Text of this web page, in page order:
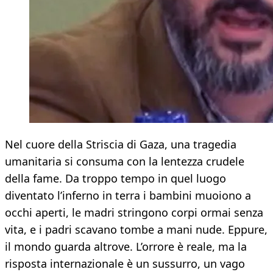
Nel cuore della Striscia di Gaza, una tragedia
umanitaria si consuma con la lentezza crudele
della fame. Da troppo tempo in quel luogo
diventato l’inferno in terra i bambini muoiono a
occhi aperti, le madri stringono corpi ormai senza
vita, e i padri scavano tombe a mani nude. Eppure,
il mondo guarda altrove. L’orrore è reale, ma la
risposta internazionale è un sussurro, un vago